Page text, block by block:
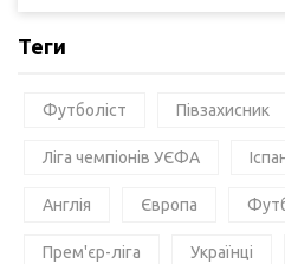
Теги
Футболіст Півзахисник
Ліга чемпіонів УЄФА
Англія Європа
Прем'єр-ліга Українці